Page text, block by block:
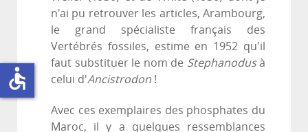
n'ai pu retrouver les articles, Arambourg,
le grand spécialiste français des
Vertébrés fossiles, estime en 1952 qu'il
faut substituer le nom de Stephanodusà
celui d'Ancistrodon !
Avec ces exemplaires des phosphates du
Maroc, il y a quelques ressemblances
accessible